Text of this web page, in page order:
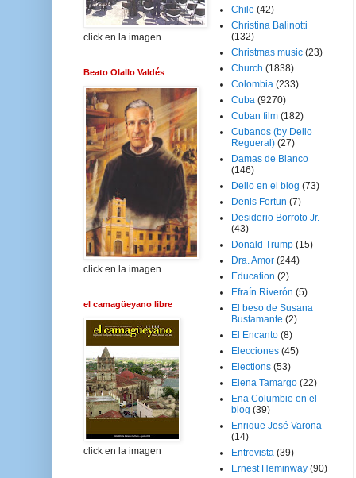
click en la imagen
Beato Olallo Valdés
click en la imagen
el camagüeyano libre
click en la imagen
Chile (42)
Christina Balinotti
(132)
Christmas music (23)
Church (1838)
Colombia (233)
Cuba (9270)
Cuban film (182)
Cubanos (by Delio
Regueral) (27)
Damas de Blanco
(146)
Delio en el blog (73)
Denis Fortun (7)
Desiderio Borroto Jr.
(43)
Donald Trump (15)
Dra. Amor (244)
Education (2)
Efraín Riverón (5)
El beso de Susana
Bustamante (2)
El Encanto (8)
Elecciones (45)
Elections (53)
Elena Tamargo (22)
Ena Columbie en el
blog (39)
Enrique José Varona
(14)
Entrevista (39)
Ernest Heminway (90)